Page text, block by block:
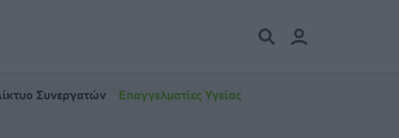
Συνεργατών Επαγγελματίες Υγείας